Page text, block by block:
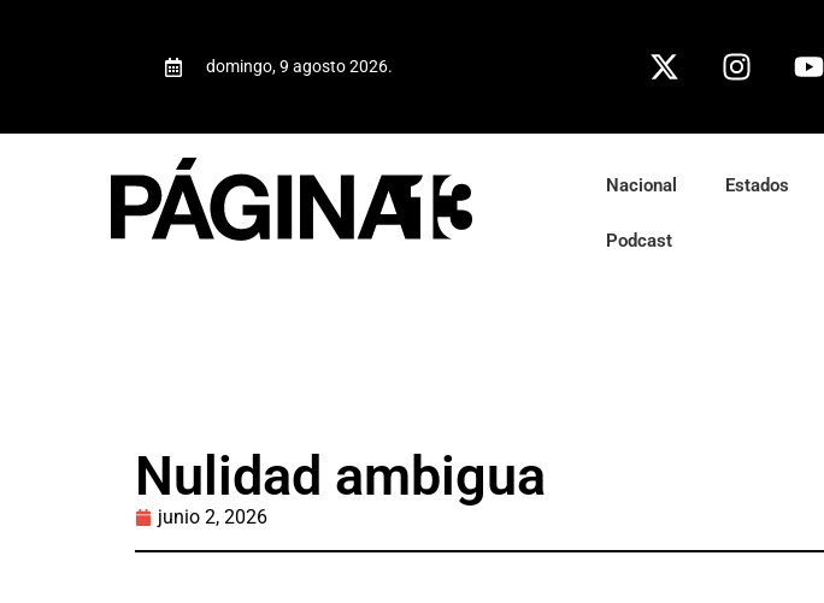
domingo, 9 agosto 2026.
Nacional Estados
Podcast
Nulidad ambigua
junio 2, 2026